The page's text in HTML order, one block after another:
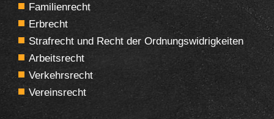
Familienrecht
Erbrecht
Strafrecht und Recht der Ordnungswidrigkeiten
Arbeitsrecht
Verkehrsrecht
Vereinsrecht